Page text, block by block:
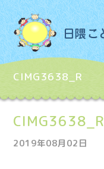
CIMG3638_R
CIMG3638_R
2019年08月02日